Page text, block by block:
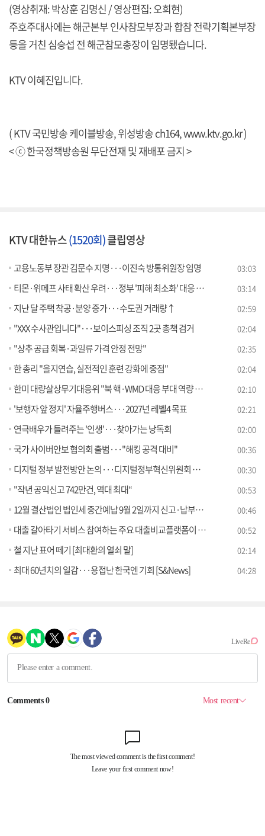
(영상취재: 박상훈 김명신 / 영상편집: 오희현)
주호주대사에는 해군본부 인사참모부장과 합참 전략기획본부장
등을 거친 심승섭 전 해군참모총장이 임명됐습니다.
KTV 이혜진입니다.
( KTV 국민방송 케이블방송, 위성방송 ch164,www.ktv.go.kr)
< ⓒ 한국정책방송원 무단전재 및 재배포 금지 >
KTV 대한뉴스(1520회)클립영상
고용노동부 장관 김문수 지명···이진숙 방통위원장 임명 03:03
티몬·위메프 사태 확산 우려···정부 '피해 최소화' 대응 [뉴스의 맥] 03:14
지난 달 주택 착공·분양 증가···수도권 거래량↑ 02:59
"XXX 수사관입니다"···보이스피싱 조직 2곳 총책 검거 02:04
"상추 공급 회복·과일류 가격 안정 전망" 02:35
한 총리 "을지연습, 실전적인 훈련 강화에 중점" 02:04
한미 대량살상무기대응위 "북 핵·WMD 대응 부대 역량 강화" 02:10
'보행자 앞 정지' 자율주행버스···2027년 레벨4 목표 02:21
연극배우가 들려주는 '인생'···찾아가는 낭독회 02:00
국가 사이버안보 협의회 출범···"해킹 공격 대비" 00:36
디지털 정부 발전방안 논의···디지털정부혁신위원회 출범 00:30
"작년 공익신고 742만건, 역대 최대“ 00:53
12월 결산법인 법인세 중간예납 9월 2일까지 신고·납부하세요 00:46
대출 갈아타기 서비스 참여하는 주요 대출비교플랫폼이 대환대출 상품 중개수수료율을 투명하게 공시합니다 00:52
철 지난 표어 떼기 [최대환의 열쇠 말] 02:14
최대 60년치의 일감···용접난 한국엔 기회 [S&News] 04:28